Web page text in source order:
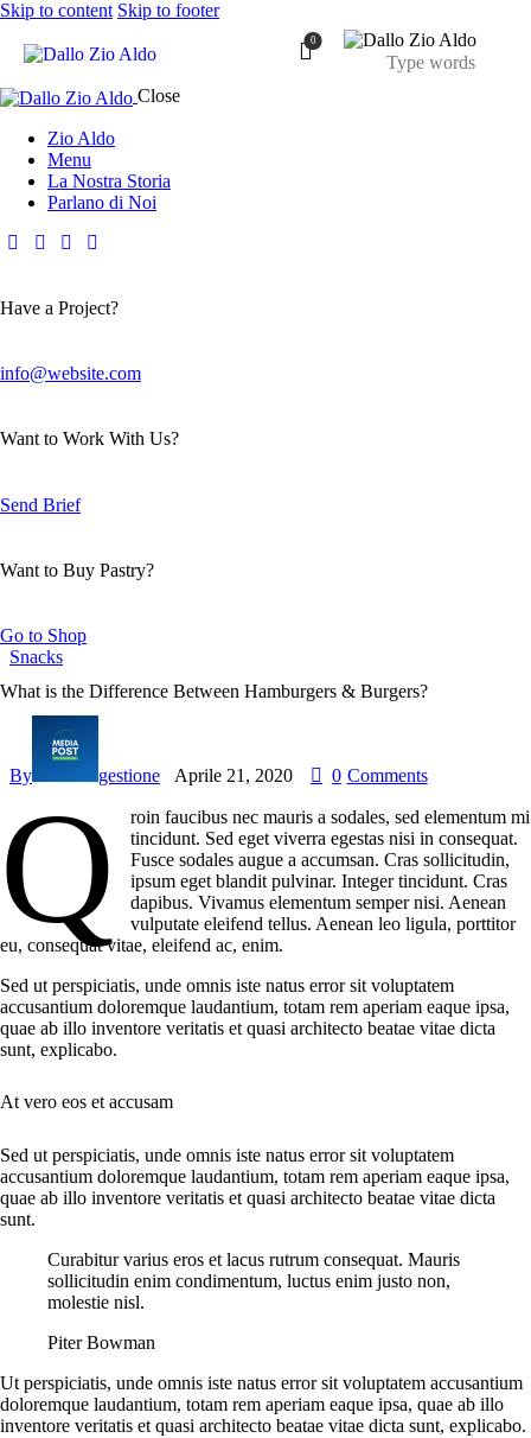
Skip to content Skip to footer
0
Close
Zio Aldo
Menu
La Nostra Storia
Parlano di Noi
Have a Project?
info@website.com
Want to Work With Us?
Send Brief
Want to Buy Pastry?
Go to Shop
Snacks
What is the Difference Between Hamburgers & Burgers?
By gestione Aprile 21, 2020 0 Comments
Q
roin faucibus nec mauris a sodales, sed elementum mi
tincidunt. Sed eget viverra egestas nisi in consequat.
Fusce sodales augue a accumsan. Cras sollicitudin,
ipsum eget blandit pulvinar. Integer tincidunt. Cras
dapibus. Vivamus elementum semper nisi. Aenean
vulputate eleifend tellus. Aenean leo ligula, porttitor
eu, consequat vitae, eleifend ac, enim.
Sed ut perspiciatis, unde omnis iste natus error sit voluptatem
accusantium doloremque laudantium, totam rem aperiam eaque ipsa,
quae ab illo inventore veritatis et quasi architecto beatae vitae dicta
sunt, explicabo.
At vero eos et accusam
Sed ut perspiciatis, unde omnis iste natus error sit voluptatem
accusantium doloremque laudantium, totam rem aperiam eaque ipsa,
quae ab illo inventore veritatis et quasi architecto beatae vitae dicta
sunt.
Curabitur varius eros et lacus rutrum consequat. Mauris
sollicitudin enim condimentum, luctus enim justo non,
molestie nisl.
Piter Bowman
Ut perspiciatis, unde omnis iste natus error sit voluptatem accusantium
doloremque laudantium, totam rem aperiam eaque ipsa, quae ab illo
inventore veritatis et quasi architecto beatae vitae dicta sunt, explicabo.